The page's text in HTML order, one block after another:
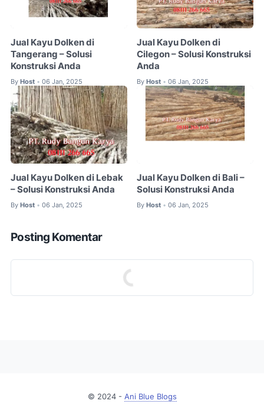
Jual Kayu Dolken di
Tangerang – Solusi
Konstruksi Anda
By Host • 06 Jan, 2025
Jual Kayu Dolken di
Cilegon – Solusi Konstruksi
Anda
By Host • 06 Jan, 2025
Jual Kayu Dolken di Lebak
– Solusi Konstruksi Anda
By Host • 06 Jan, 2025
Jual Kayu Dolken di Bali –
Solusi Konstruksi Anda
By Host • 06 Jan, 2025
Posting Komentar
© 2024 - Ani Blue Blogs